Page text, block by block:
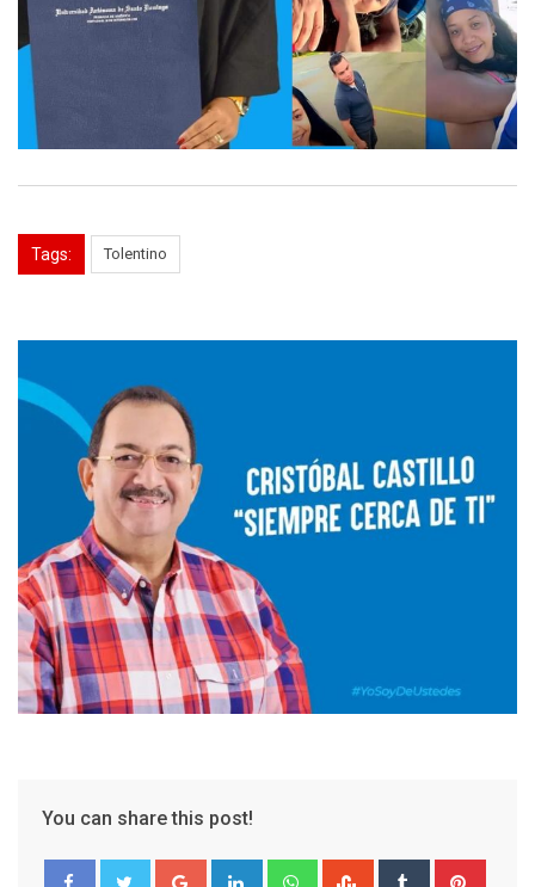
Tags: Tolentino
You can share this post!
Google+ LinkedIn WhatsappStumbleUpon
Tumblr